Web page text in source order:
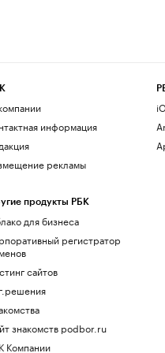
информация
рекламы
продукты РБК
для бизнеса
регистратор
сайтов
знакомств podbor.ru
Компании